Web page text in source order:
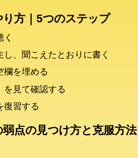
方｜5つのステップ
、聞こえたとおりに書く
欄を埋める
を見て確認する
復習する
点の見つけ方と克服方法